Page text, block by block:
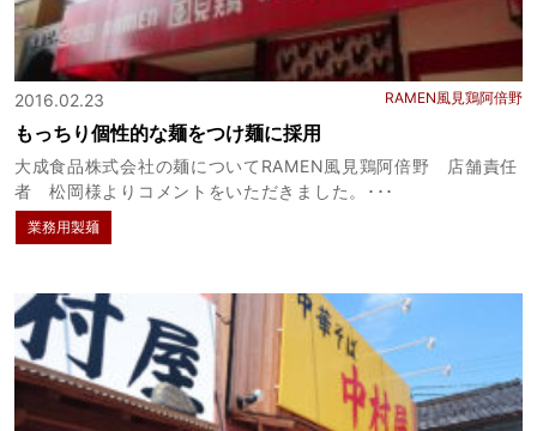
2016.02.23 RAMEN風見鶏阿倍野
もっちり個性的な麺をつけ麺に採用
大成食品株式会社の麺についてRAMEN風見鶏阿倍野 店舗責任
者 松岡様よりコメントをいただきました。･･･
業務用製麺